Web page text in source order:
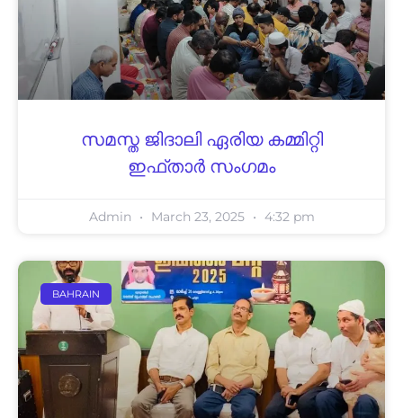
സമസ്ത ജിദാലി ഏരിയ കമ്മിറ്റി
ഇഫ്താര്‍ സംഗമം
Admin March 23, 2025 4:32 pm
BAHRAIN